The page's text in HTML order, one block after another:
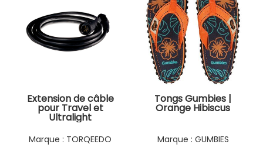
Extension de câble
pour Travel et
Ultralight
TORQEEDO
Tongs Gumbies |
Orange Hibiscus
GUMBIES